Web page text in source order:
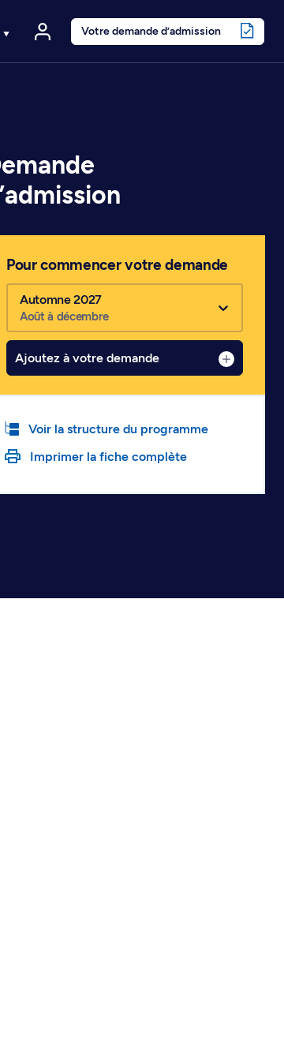
Votre demande d’admission
Pour commencer votre demande
Automne 2027
Août à décembre
Ajoutez à votre demande
Voir la structure du programme
Imprimer la fiche complète